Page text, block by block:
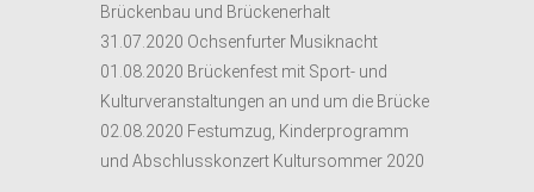
Brückenbau und Brückenerhalt
31.07.2020 Ochsenfurter Musiknacht
01.08.2020 Brückenfest mit Sport- und
Kulturveranstaltungen an und um die Brücke
02.08.2020 Festumzug, Kinderprogramm
und Abschlusskonzert Kultursommer 2020